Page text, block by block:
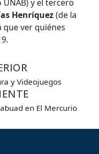
y el tercero
Henríquez(de la
ver quiénes
y Videojuegos
en El Mercurio